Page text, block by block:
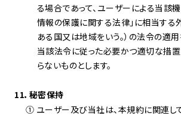
る場合であって、ユーザーによる当該
情報の保護に関する法律」に相当する
ある国又は地域をいう。）の法令の適
当該法令に従った必要かつ適切な措
らないものとします。
11．秘密保持
① ユーザー及び当社は、本規約に関連し